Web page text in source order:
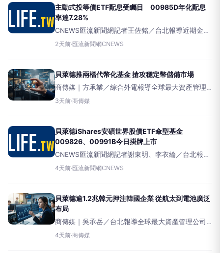
代幣，
主動式投等債ETF配息受矚目 00985D年化配息
率達7.28%
CNEWS匯流新聞網記者王佐銘／台北報導近期金融
市場震盪加劇，加上通膨逐步降溫、債券殖利率仍
專屬優勢，部
2天前·匯流新聞網CNEWS
貝萊德推兩檔代幣化基金 搶攻穩定幣儲備市場
商傳媒｜方承業／綜合外電報導全球最大資產管理
公司貝萊德（BlackRock）週一（8月3日）宣布推
備管理
3天前·商傳媒
貝萊德iShares安碩世界股債ETF傘型基金
009826、00991B今日掛牌上市
CNEWS匯流新聞網記者謝東明、李衣綸／台北報導
台、韓股市近期明顯回檔，但全球市場並未同步轉
輪動。在市場領
4天前·匯流新聞網CNEWS
貝萊德逾1.2兆韓元押注韓國企業 從航太到電池廣泛
布局
商傳媒｜吳承岳／台北報導全球最大資產管理公司
之一的貝萊德（BlackRock）近期大幅增加對韓國企
4天前·商傳媒